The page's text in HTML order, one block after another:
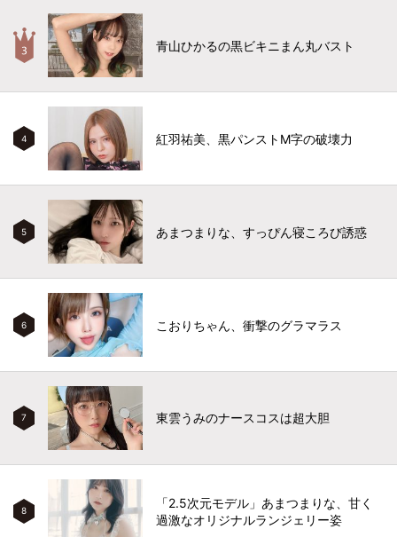
青山ひかるの黒ビキニまん丸バスト
4 紅羽祐美、黒パンストM字の破壊力
5 あまつまりな、すっぴん寝ころび誘惑
6 こおりちゃん、衝撃のグラマラス
7 東雲うみのナースコスは超大胆
8
「2.5次元モデル」あまつまりな、甘く
過激なオリジナルランジェリー姿